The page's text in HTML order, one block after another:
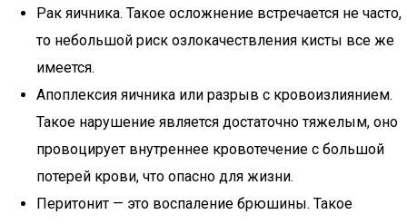
Рак яичника. Такое осложнение встречается не часто,
то небольшой риск озлокачествления кисты все же
имеется.
Апоплексия яичника или разрыв с кровоизлиянием.
Такое нарушение является достаточно тяжелым, оно
провоцирует внутреннее кровотечение с большой
потерей крови, что опасно для жизни.
Перитонит — это воспаление брюшины. Такое